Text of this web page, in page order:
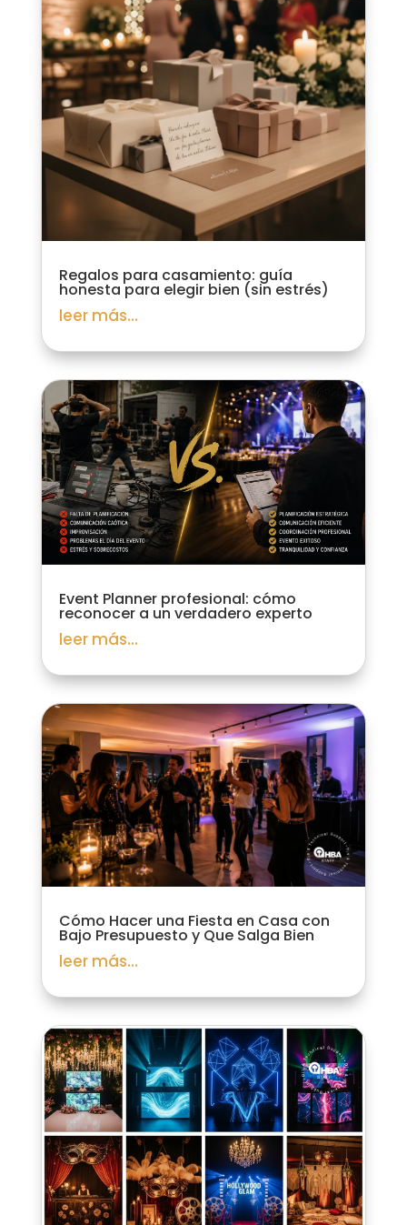
Regalos para casamiento: guía
honesta para elegir bien (sin estrés)
leer más...
Event Planner profesional: cómo
reconocer a un verdadero experto
leer más...
Cómo Hacer una Fiesta en Casa con
Bajo Presupuesto y Que Salga Bien
leer más...